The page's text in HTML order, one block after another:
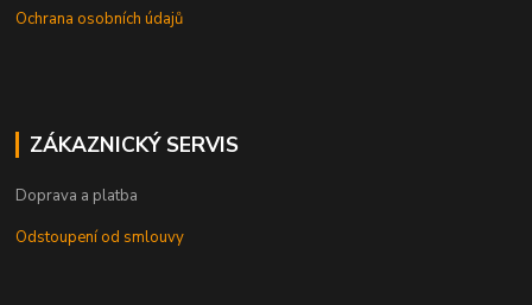
Ochrana osobních údajů
ZÁKAZNICKÝ SERVIS
Doprava a platba
Odstoupení od smlouvy